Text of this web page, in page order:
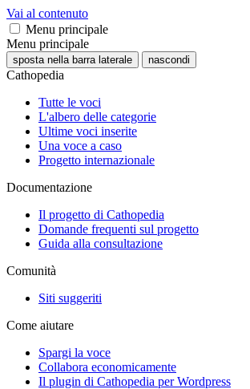
Vai al contenuto
Menu principale
Menu principale
sposta nella barra laterale nascondi
Cathopedia
Tutte le voci
L'albero delle categorie
Ultime voci inserite
Una voce a caso
Progetto internazionale
Documentazione
Il progetto di Cathopedia
Domande frequenti sul progetto
Guida alla consultazione
Comunità
Siti suggeriti
Come aiutare
Spargi la voce
Collabora economicamente
Il plugin di Cathopedia per Wordpress